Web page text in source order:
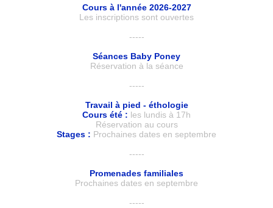
Cours à l'année 2026-2027
Les inscriptions sont ouvertes
-----
Séances Baby Poney
Réservation à la séance
-----
Travail à pied - éthologie
Cours été : les lundis à 17h
Réservation au cours
Stages : Prochaines dates en septembre
-----
Promenades familiales
Prochaines dates en septembre
-----